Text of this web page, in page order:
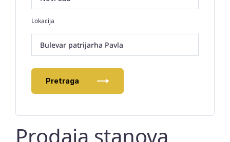
Lokacija
Bulevar patrijarha Pavla
Pretraga
Prodaja stanova